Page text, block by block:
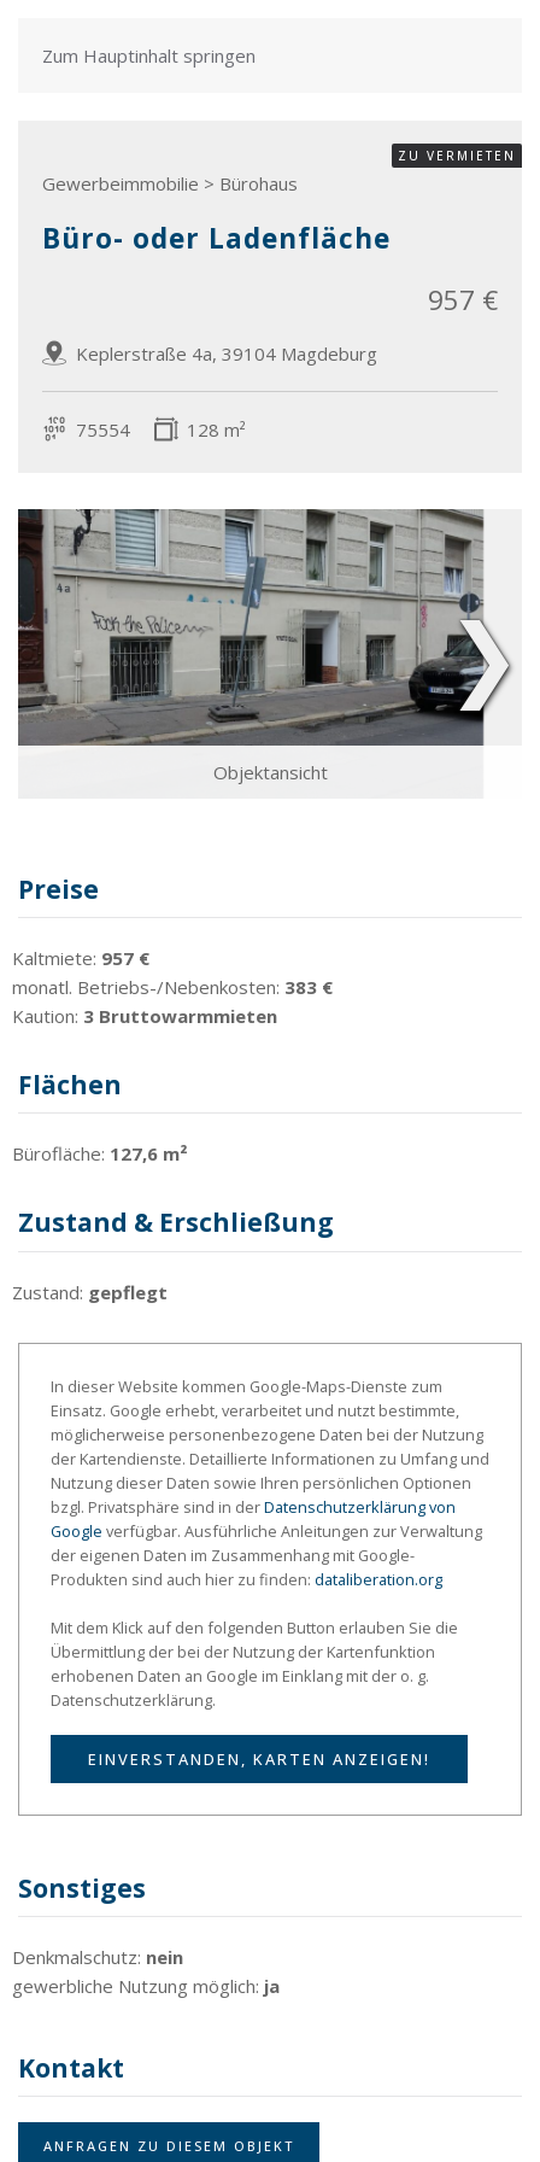
Zum Hauptinhalt springen
Gewerbeimmobilie > Bürohaus
ZU VERMIETEN
Büro- oder Ladenfläche
Keplerstraße 4a, 39104 Magdeburg
957 €
75554 128 m²
Objektansicht
❯
Preise
Kaltmiete: 957 €
monatl. Betriebs-/Nebenkosten: 383 €
Kaution: 3 Bruttowarmmieten
Flächen
Bürofläche: 127,6 m²
Zustand & Erschließung
Zustand: gepflegt
In dieser Website kommen Google-Maps-Dienste zum
Einsatz. Google erhebt, verarbeitet und nutzt bestimmte,
möglicherweise personenbezogene Daten bei der Nutzung
der Kartendienste. Detaillierte Informationen zu Umfang und
Nutzung dieser Daten sowie Ihren persönlichen Optionen
bzgl. Privatsphäre sind in derDatenschutzerklärung von
Google verfügbar. Ausführliche Anleitungen zur Verwaltung
der eigenen Daten im Zusammenhang mit Google-
Produkten sind auch hier zu finden: dataliberation.org
Mit dem Klick auf den folgenden Button erlauben Sie die
Übermittlung der bei der Nutzung der Kartenfunktion
erhobenen Daten an Google im Einklang mit der o. g.
Datenschutzerklärung.
EINVERSTANDEN, KARTEN ANZEIGEN!
Sonstiges
Denkmalschutz: nein
gewerbliche Nutzung möglich: ja
Kontakt
ANFRAGEN ZU DIESEM OBJEKT